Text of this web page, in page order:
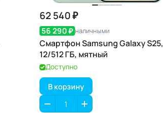
62 540 ₽
56 290 ₽ наличными
Смартфон Samsung Galaxy S25,
12/512 ГБ, мятный
Доступно
В корзину